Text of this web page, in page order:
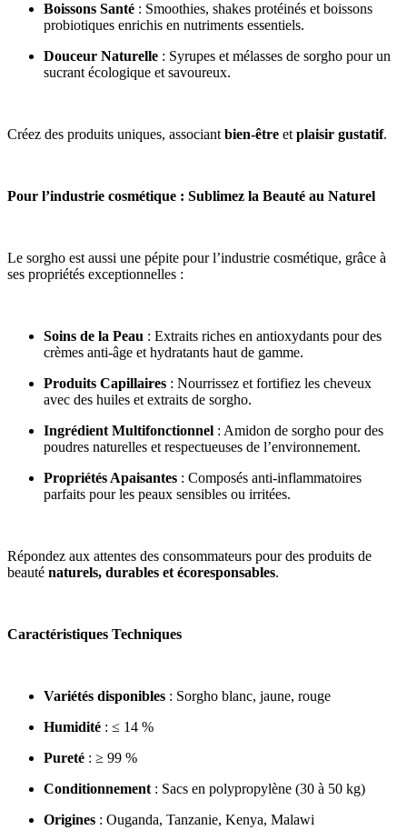
Boissons Santé : Smoothies, shakes protéinés et boissons
probiotiques enrichis en nutriments essentiels.
Douceur Naturelle : Syrupes et mélasses de sorgho pour un
sucrant écologique et savoureux.
Créez des produits uniques, associant bien-être et plaisir gustatif.
Pour l’industrie cosmétique : Sublimez la Beauté au Naturel
Le sorgho est aussi une pépite pour l’industrie cosmétique, grâce à
ses propriétés exceptionnelles :
Soins de la Peau : Extraits riches en antioxydants pour des
crèmes anti-âge et hydratants haut de gamme.
Produits Capillaires : Nourrissez et fortifiez les cheveux
avec des huiles et extraits de sorgho.
Ingrédient Multifonctionnel : Amidon de sorgho pour des
poudres naturelles et respectueuses de l’environnement.
Propriétés Apaisantes : Composés anti-inflammatoires
parfaits pour les peaux sensibles ou irritées.
Répondez aux attentes des consommateurs pour des produits de
beauté naturels, durables et écoresponsables.
Caractéristiques Techniques
Variétés disponibles : Sorgho blanc, jaune, rouge
Humidité : ≤ 14 %
Pureté : ≥ 99 %
Conditionnement : Sacs en polypropylène (30 à 50 kg)
Origines : Ouganda, Tanzanie, Kenya, Malawi